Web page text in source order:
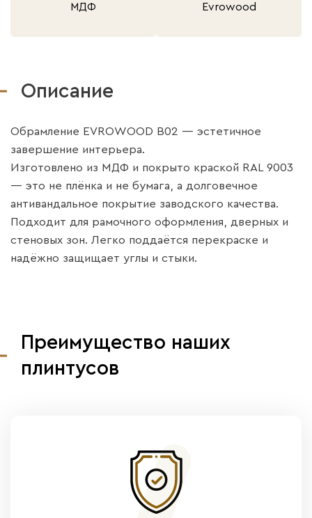
МДФ
Evrowood
Описание
Обрамление EVROWOOD B02 — эстетичное
завершение интерьера.
Изготовлено из МДФ и покрыто краской RAL 9003
— это не плёнка и не бумага, а долговечное
антивандальное покрытие заводского качества.
Подходит для рамочного оформления, дверных и
стеновых зон. Легко поддаётся перекраске и
надёжно защищает углы и стыки.
Преимущество наших
плинтусов